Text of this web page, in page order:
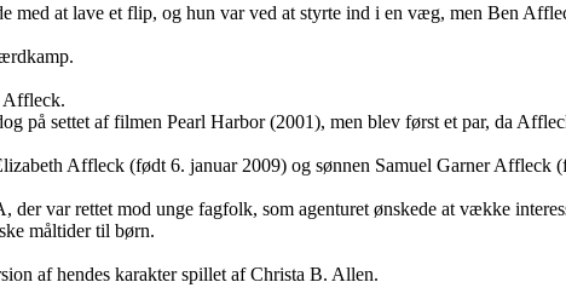
med at lave et flip, og hun var ved at styrte ind i en væg, men Ben
Affleck.
på settet af filmen Pearl Harbor (2001), men blev først et par, da
Affleck (født 6. januar 2009) og sønnen Samuel Garner Affleck
var rettet mod unge fagfolk, som agenturet ønskede at vække
måltider til børn.
af hendes karakter spillet af Christa B. Allen.